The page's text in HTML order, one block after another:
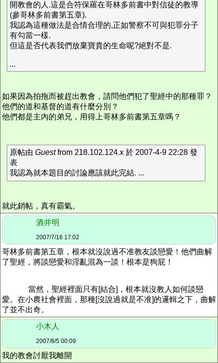
開教會的人.這是合符保羅在哥林多前書中對信徒的教導
(參哥林多前書第五章).
我認為這種做法是合情合理的,正如警察不可與犯罪分子
有勾當一樣.
但這是否代表我們放棄寶貴的生命呢?絕對不是.
...
如果因為拍拖而被趕出教會，請問他們犯了聖經中的那種罪？
他們的道和基督的道有什麼分別？
他們都是主內的弟兄，用得上哥林多前書第五章嗎？
原帖由 Guestfrom 218.102.124.x 於 2007-4-9 22:28 發
表
我認為就本題目的討論應該就此完結. ...
就此銷帖，真有霸氣。
酒井明
2007/7/16 17:02
哥林多前書第五章，根本就沒說過不准教友談戀愛！他們曲解
了聖經，將談戀愛和淫亂混為一談！根本是狗屁！
當然，聖經裡面只有[結合]，根本就沒教人如何談戀
愛。在小農社會裡面，那種[沒說過就是不准]的邏輯之下，曲解
了並不出奇。
小木人
2007/8/5 00:09
我的教會討厭我離開